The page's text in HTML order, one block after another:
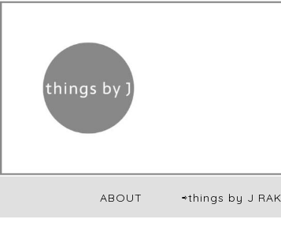
ABOUT ⇨things by J